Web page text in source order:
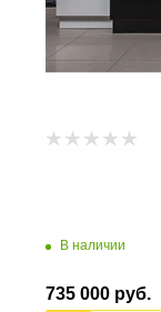
В наличии
735 000 руб.